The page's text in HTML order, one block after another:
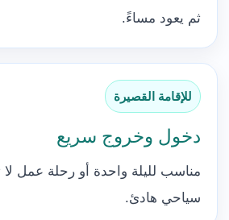
ثم يعود مساءً.
للإقامة القصيرة
دخول وخروج سريع
مناسب لليلة واحدة أو رحلة عمل
سياحي هادئ.